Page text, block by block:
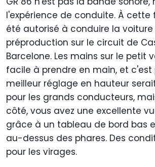
l'expérience de conduite. À cette
été autorisé à conduire la voiture
préproduction sur le circuit de
Barcelone. Les mains sur le petit
facile à prendre en main, et c'est
meilleur réglage en hauteur
pour les grands conducteurs,
côté, vous avez une excellente
grâce à un tableau de bord bas
au-dessus des phares. Des
pour les virages.